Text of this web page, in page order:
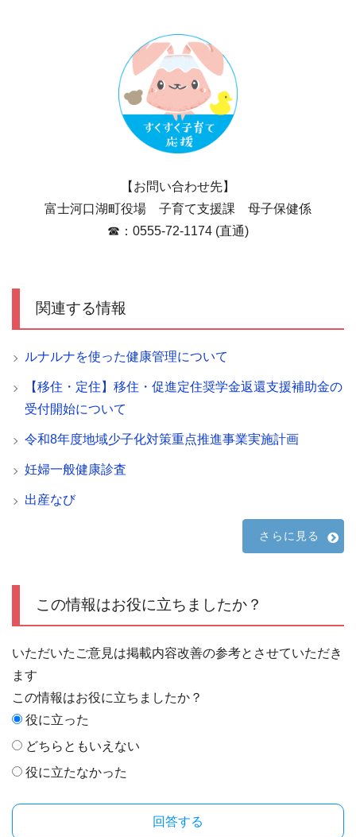
【お問い合わせ先】
富士河口湖町役場 子育て支援課 母子保健係
☎：0555-72-1174 (直通)
関連する情報
ルナルナを使った健康管理について
【移住・定住】移住・促進定住奨学金返還支援補助金の
受付開始について
令和8年度地域少子化対策重点推進事業実施計画
妊婦一般健康診査
出産なび
さらに見る
この情報はお役に立ちましたか？
いただいたご意見は掲載内容改善の参考とさせていただき
ます
この情報はお役に立ちましたか？
役に立った
どちらともいえない
役に立たなかった